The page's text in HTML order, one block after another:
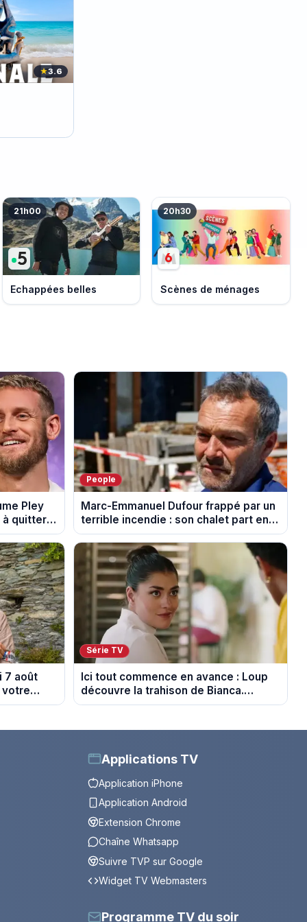
★3.6
21h00
Echappées belles
20h30
Scènes de ménages
Pley
à quitter
People
Marc-Emmanuel Dufour frappé par un
terrible incendie : son chalet part en
fumée
7 août
votre
Série TV
Ici tout commence en avance : Loup
découvre la trahison de Bianca.
Episode du 10 août 2026 (spoiler)
Applications TV
Application iPhone
Application Android
Extension Chrome
Chaîne Whatsapp
Suivre TVP sur Google
Widget TV Webmasters
Programme TV du soir